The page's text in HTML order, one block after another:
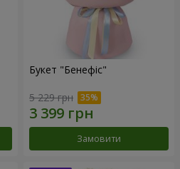
Букет "Бенефіс"
5 229 грн
Замовити